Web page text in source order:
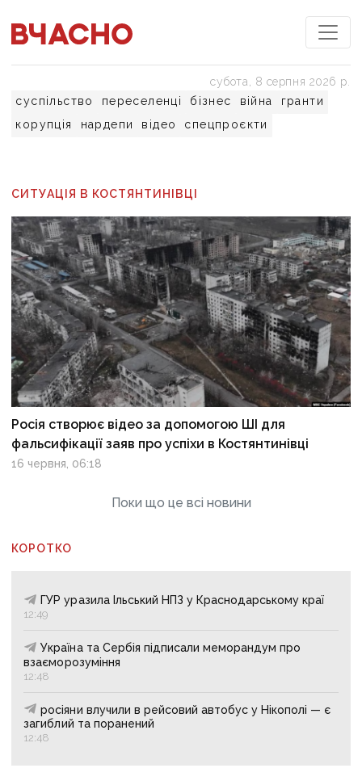
суспільство переселенці бізнес війна
гранти
корупція
нардепи відео спецпроєкти
субота, 8 серпня 2026 р.
СИТУАЦІЯ В КОСТЯНТИНІВЦІ
Росія створює відео за допомогою ШІ для
фальсифікації заяв про успіхи в Костянтинівці
16 червня, 06:18
Поки що це всі новини
КОРОТКО
ГУР уразила Ільський НПЗ у Краснодарському краї
12:49
Україна та Сербія підписали меморандум про
взаєморозуміння
12:48
росіяни влучили в рейсовий автобус у Нікополі — є
загиблий та поранений
12:48